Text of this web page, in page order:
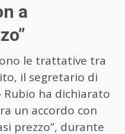
a
le trattative tra
il segretario di
ha dichiarato
un accordo con
prezzo”, durante